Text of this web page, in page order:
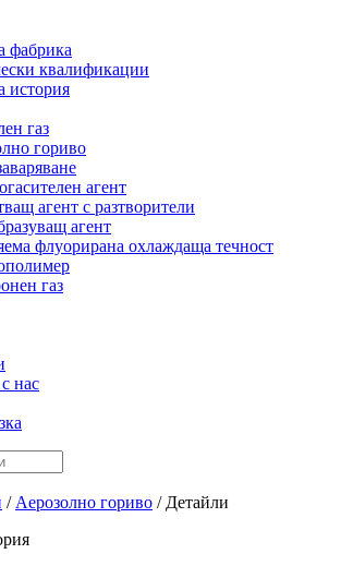
фабрика
квалификации
история
газ
гориво
агент
агент с разтворители
агент
флуорирана охлаждаща течност
газ
нас
/ Аерозолно гориво / Детайли